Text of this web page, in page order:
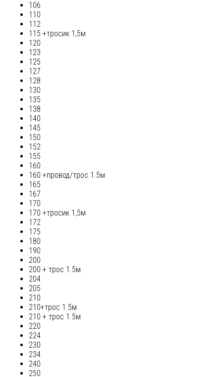
106
110
112
115 +тросик 1,5м
120
123
125
127
128
130
135
138
140
145
150
152
155
160
160 +провод/трос 1.5м
165
167
170
170 +тросик 1,5м
172
175
180
190
200
200 + трос 1.5м
204
205
210
210+трос 1.5м
210 + трос 1.5м
220
224
230
234
240
250